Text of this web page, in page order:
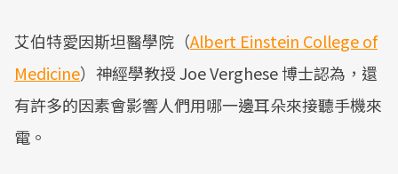
艾伯特愛因斯坦醫學院（Albert Einstein College of
Medicine）神經學教授 Joe Verghese 博士認為，還
有許多的因素會影響人們用哪一邊耳朵來接聽手機來
電。